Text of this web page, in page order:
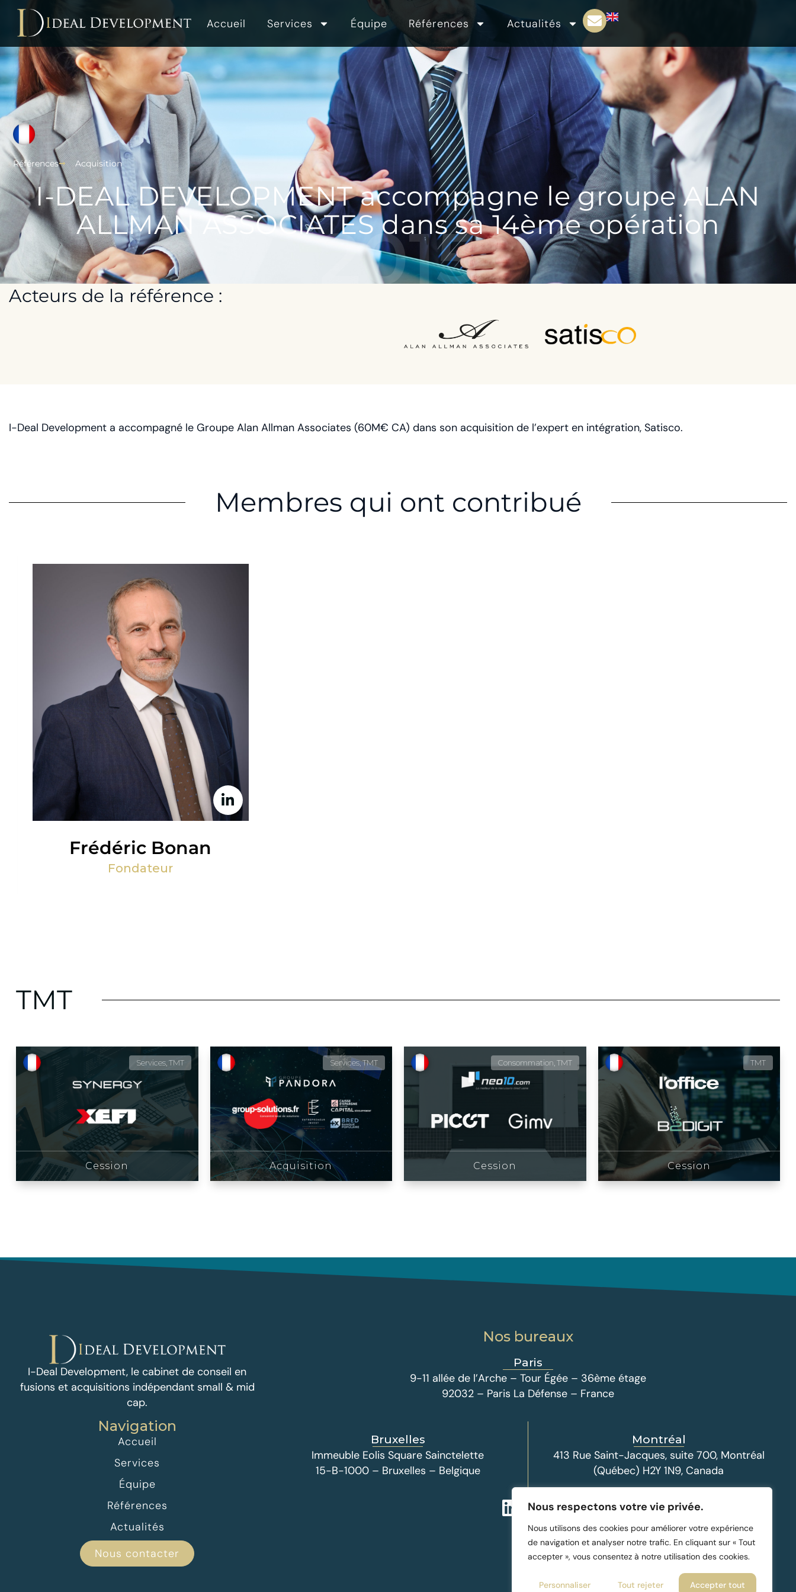
Nous respectons votre vie privée.
Nous utilisons des cookies pour améliorer votre expérience
de navigation et analyser notre trafic. En cliquant sur « Tout
accepter », vous consentez à notre utilisation des cookies.
Personnaliser Tout rejeter Accepter tout
Accueil Services Équipe Références Actualités
Références Acquisition
I-DEAL DEVELOPMENT accompagne le groupe ALAN
ALLMAN ASSOCIATES dans sa 14ème opération
2015
Acteurs de la référence :
I-Deal Development a accompagné le Groupe Alan Allman Associates (60M€ CA) dans son acquisition de l’expert en intégration, Satisco.
Membres qui ont contribué
Frédéric Bonan
Fondateur
TMT
Services, TMT
Cession
Services, TMT
Acquisition
Consommation, TMT
Cession
TMT
Cession
I-Deal Development, le cabinet de conseil en
fusions et acquisitions indépendant small & mid
cap.
Navigation
Accueil
Services
Équipe
Références
Actualités
Nous contacter
Nos bureaux
Paris
9-11 allée de l’Arche – Tour Égée – 36ème étage
92032 – Paris La Défense – France
Bruxelles
Immeuble Eolis Square Sainctelette
15-B-1000 – Bruxelles – Belgique
Montréal
413 Rue Saint-Jacques, suite 700, Montréal
(Québec) H2Y 1N9, Canada